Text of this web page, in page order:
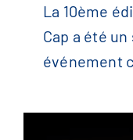
La 10ème
Cap a été
événement